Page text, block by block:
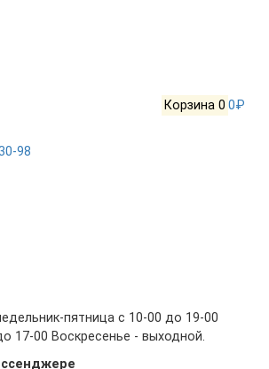
Корзина 0 0₽
98
пятница с 10-00 до 19-00
17-00 Воскресенье - выходной.